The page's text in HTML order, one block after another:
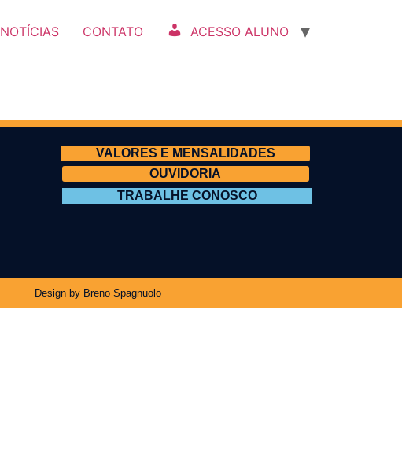
NOTÍCIAS CONTATO ACESSO ALUNO
VALORES E MENSALIDADES
OUVIDORIA
TRABALHE CONOSCO
Design by Breno Spagnuolo